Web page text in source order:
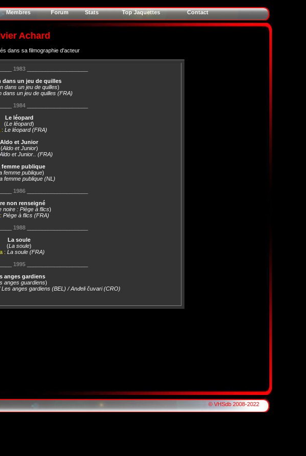
Membres Forum Stats Top Jaquettes Contact
Achard
dans sa filmographie d'acteur
1983____________________
dans un jeu de quilles
dans un jeu de quilles)
dans un jeu de quilles (FRA)
1984____________________
Le léopard
(Le léopard)
: Le léopard (FRA)
Aldo et Junior
(Aldo et Junior)
Aldo et Junior.. (FRA)
femme publique
femme publique)
femme publique (NL)
1986____________________
non renseigné
noire : Piège à flics)
Piège à flics (FRA)
1988____________________
La soule
(La soule)
: La soule (FRA)
1995____________________
anges gardiens
anges guardiens)
anges gardiens (BEL) / Anđeli čuvari (CRO)
© VHSdb 2008-2022